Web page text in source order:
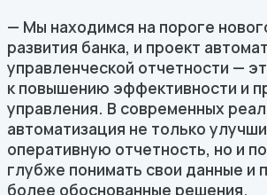
— Мы находимся на пороге
развития банка, и проект
управленческой отчетности —
к повышению эффективности и
управления. В современных
автоматизация не только
оперативную отчетность, но и
глубже понимать свои данные и
более обоснованные решения.